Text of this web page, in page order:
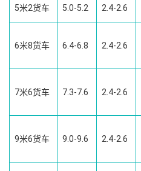
5米2货车 5.0-5.2 2.4-2.6
6米8货车 6.4-6.8 2.4-2.6
7米6货车 7.3-7.6 2.4-2.6
9米6货车 9.0-9.6 2.4-2.6